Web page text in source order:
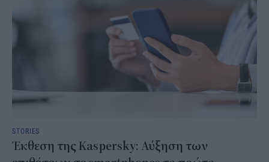
STORIES
Έκθεση της Kaspersky: Αύξηση των